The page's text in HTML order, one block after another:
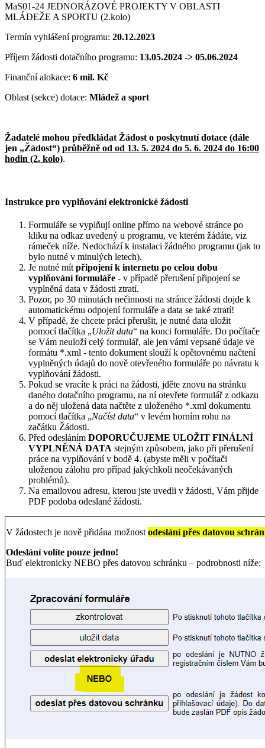
MaS01-24 JEDNORÁZOVÉ PROJEKTY V OBLASTI
MLÁDEŽE A SPORTU (2.kolo)
Termín vyhlášení programu: 20.12.2023
Příjem žádosti dotačního programu: 13.05.2024 -> 05.06.2024
Finanční alokace: 6 mil. Kč
Oblast (sekce) dotace: Mládež a sport
Žadatelé mohou předkládat Žádost o poskytnutí dotace (dále
jen „Žádost“) průběžně od od 13. 5. 2024 do 5. 6. 2024 do 16:00
hodin (2. kolo).
Instrukce pro vyplňování elektronické žádosti
Formuláře se vyplňují online přímo na webové stránce po
kliku na odkaz uvedený u programu, ve kterém žádáte, viz
rámeček níže. Nedochází k instalaci žádného programu (jak to
bylo nutné v minulých letech).
Je nutné mít připojení k internetu po celou dobu
vyplňování formuláře - v případě přerušení připojení se
vyplněná data v žádosti ztratí.
Pozor, po 30 minutách nečinnosti na stránce žádosti dojde k
automatickému odpojení formuláře a data se také ztratí!
V případě, že chcete práci přerušit, je nutné data uložit
pomocí tlačítka „Uložit data“ na konci formuláře. Do počítače
se Vám neuloží celý formulář, ale jen vámi vepsané údaje ve
formátu *.xml - tento dokument slouží k opětovnému načtení
vyplněných údajů do nově otevřeného formuláře po návratu k
vyplňování žádosti.
Pokud se vracíte k práci na žádosti, jděte znovu na stránku
daného dotačního programu, na ní otevřete formulář z odkazu
a do něj uložená data načtěte z uloženého *.xml dokumentu
pomocí tlačítka „Načíst data“ v levém horním rohu na
začátku Žádosti.
Před odesláním DOPORUČUJEME ULOŽIT FINÁLNÍ
VYPLNĚNÁ DATA stejným způsobem, jako při přerušení
práce na vyplňování v bodě 4. (abyste měli v počítači
uloženou zálohu pro případ jakýchkoli neočekávaných
problémů).
Na emailovou adresu, kterou jste uvedli v žádosti, Vám přijde
PDF podoba odeslané žádosti.
V žádostech je nově přidána možnost odeslání přes datovou
Odeslání volíte pouze jedno!
Buď elektronicky NEBO přes datovou schránku – podrobnosti níže: